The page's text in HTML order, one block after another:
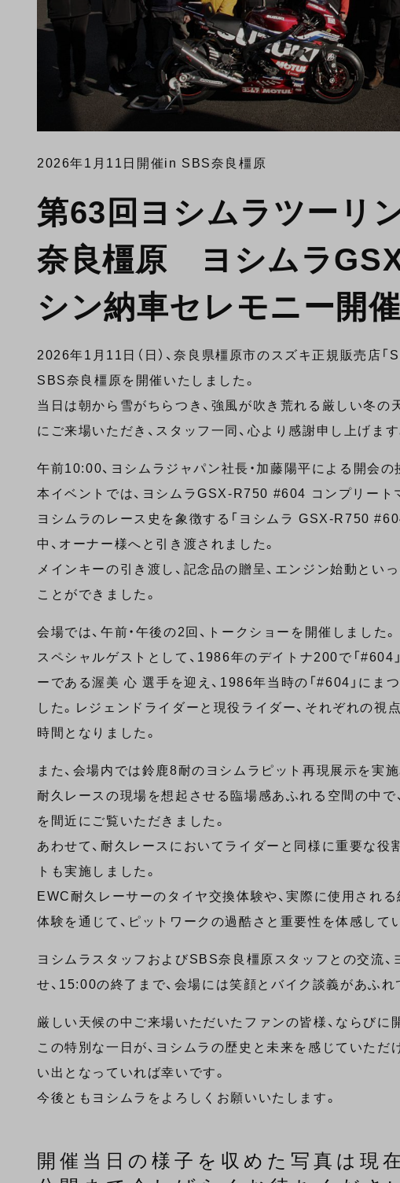
2026年1月11日開催in SBS奈良橿原
第63回ヨシムラツーリ
奈良橿原 ヨシムラ
シン納車セレモニー開
2026年1月11日（日）、奈良県橿原市のスズキ正規販売店
SBS奈良橿原を開催いたしました。
当日は朝から雪がちらつき、強風が吹き荒れる厳しい冬
にご来場いただき、スタッフ一同、心より感謝申し上げます
午前10:00、ヨシムラジャパン社長・加藤陽平による開会の
本イベントでは、ヨシムラGSX-R750 #604 コンプリート
ヨシムラのレース史を象徴する「ヨシムラ GSX-R750
中、オーナー様へと引き渡されました。
メインキーの引き渡し、記念品の贈呈、エンジン始動と
ことができました。
会場では、午前・午後の2回、トークショーを開催しました。
スペシャルゲストとして、1986年のデイトナ200で「
ーである渥美 心 選手を迎え、1986年当時の「#604」にま
した。レジェンドライダーと現役ライダー、それぞれの視
時間となりました。
また、会場内では鈴鹿8耐のヨシムラピット再現展示を実施
耐久レースの現場を想起させる臨場感あふれる空間の中
を間近にご覧いただきました。
あわせて、耐久レースにおいてライダーと同様に重要な役
トも実施しました。
EWC耐久レーサーのタイヤ交換体験や、実際に使用され
体験を通じて、ピットワークの過酷さと重要性を体感して
ヨシムラスタッフおよびSBS奈良橿原スタッフとの交流
せ、15:00の終了まで、会場には笑顔とバイク談義があふれ
厳しい天候の中ご来場いただいたファンの皆様、ならびに
この特別な一日が、ヨシムラの歴史と未来を感じていただ
い出となっていれば幸いです。
今後ともヨシムラをよろしくお願いいたします。
開催当日の様子を収めた写真は現